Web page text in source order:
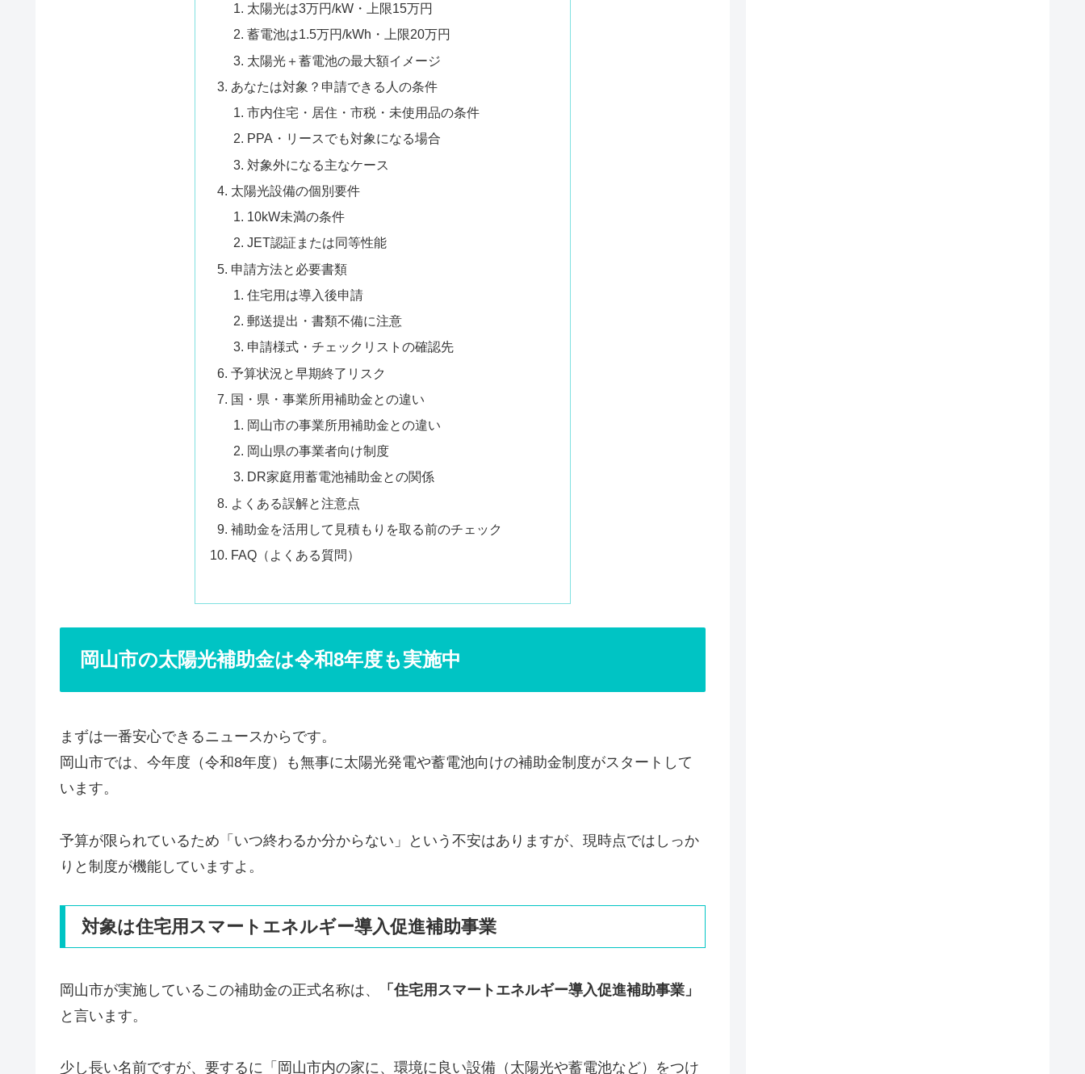
太陽光は3万円/kW・上限15万円
蓄電池は1.5万円/kWh・上限20万円
太陽光＋蓄電池の最大額イメージ
あなたは対象？申請できる人の条件
市内住宅・居住・市税・未使用品の条件
PPA・リースでも対象になる場合
対象外になる主なケース
太陽光設備の個別要件
10kW未満の条件
JET認証または同等性能
申請方法と必要書類
住宅用は導入後申請
郵送提出・書類不備に注意
申請様式・チェックリストの確認先
予算状況と早期終了リスク
国・県・事業所用補助金との違い
岡山市の事業所用補助金との違い
岡山県の事業者向け制度
DR家庭用蓄電池補助金との関係
よくある誤解と注意点
補助金を活用して見積もりを取る前のチェック
FAQ（よくある質問）
岡山市の太陽光補助金は令和8年度も実施中
まずは一番安心できるニュースからです。
岡山市では、今年度（令和8年度）も無事に太陽光発電や蓄電池向けの補助金制度がスタートして
います。
予算が限られているため「いつ終わるか分からない」という不安はありますが、現時点ではしっか
りと制度が機能していますよ。
対象は住宅用スマートエネルギー導入促進補助事業
岡山市が実施しているこの補助金の正式名称は、
「住宅用スマートエネルギー導入促進補助事業」
と言います。
少し長い名前ですが、要するに「岡山市内の家に、環境に良い設備（太陽光や蓄電池など）をつけ